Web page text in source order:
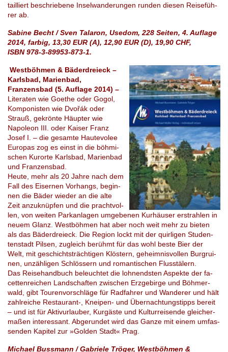
tail­liert be­schrie­be­ne Inselwanderun­gen run­den die­sen Rei­se­füh­
rer ab.
Sabine Becht / Sven Talaron, Usedom, 228 Seiten, 4. Auflage
2014, farbig, 13,30 EUR (A), 12,90 EUR (D), 19,90 CHF,
ISBN 978-3-89953-873-1.
Westböhmen & Bäderdreieck –
Karlsbad, Marienbad,
Franzensbad (5. Auflage 2014) –
Li­te­ra­ten wie Goe­the oder Gogol,
Kom­po­nis­ten wie Dvořák oder
Strauß, ge­krön­te Häup­ter wie
Napo­le­on III. oder Kai­ser Franz
Josef I. – die ge­sam­te Haute­vo­lee
Eu­ro­pas zog es einst in die böhmi­
schen Ku­ror­te Karls­bad, Ma­ri­en­bad
und Fran­zens­bad.
Heute, mehr als 20 Jahre nach dem
Fall des Eisernen Vorhangs, be­gin­
nen die Bäder wie­der an die alte
Zeit an­zu­knüp­fen und die pracht­vol­
len, von wei­ten Park­an­la­gen um­ge­be­nen Kur­häu­ser er­strah­len in
neuem Glanz. West­böh­men hat aber noch weit mehr zu bie­ten
als das Bä­der­drei­eck. Die Regi­on lockt mit der quir­li­gen Stu­den­
ten­stadt Pil­sen, zu­gleich be­rühmt für das wohl beste Bier der
Welt, mit ge­schichts­träch­ti­gen Klös­tern, ge­heim­nis­vol­len Burg­rui­
nen, un­zäh­li­gen Schlös­sern und ro­man­ti­schen Fluss­tä­lern.
Das Rei­se­hand­buch be­leuch­tet die loh­nends­ten Aspek­te der fa­
cet­ten­rei­chen Land­schaf­ten zwi­schen Erz­ge­bir­ge und Böh­mer­
wald, gibt Tou­ren­vor­schlä­ge für Rad­fah­rer und Wan­de­rer und hält
zahlreiche Re­stau­rant-, Kn­ei­pen- und Über­nach­tungs­tipps be­reit
– und ist für Ak­tiv­ur­lau­ber, Kur­gäs­te und Kul­tur­rei­sen­de glei­cher­
ma­ßen in­ter­es­sant. Ab­ge­run­det wird das Ganze mit einem um­fas­
sen­den Kapi­tel zur »Gol­den Stadt« Prag.
Michael Bussmann / Gabriele Tröger, Westböhmen &